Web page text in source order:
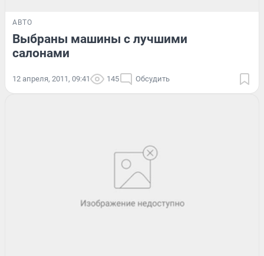
АВТО
Выбраны машины с лучшими
салонами
12 апреля, 2011, 09:41 145 Обсудить